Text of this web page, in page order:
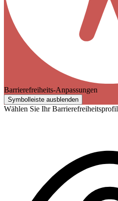
Barrierefreiheits-Anpassungen
Symbolleiste ausblenden
Wählen Sie Ihr Barrierefreiheitsprofil